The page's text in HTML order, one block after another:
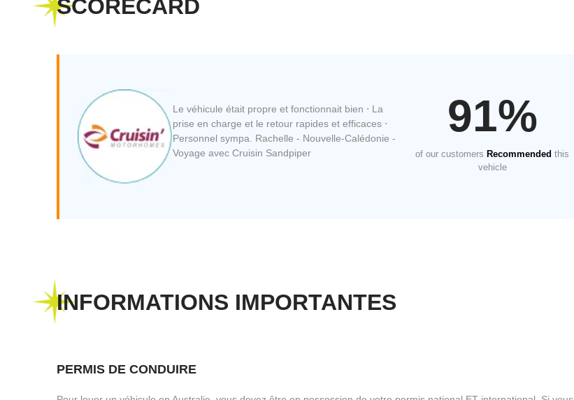
SCORECARD
Le véhicule était propre et fonctionnait bien ⋅ La
prise en charge et le retour rapides et efficaces ⋅
Personnel sympa. Rachelle - Nouvelle-Calédonie -
Voyage avec Cruisin Sandpiper
91%
of our customersRecommendedthis
vehicle
INFORMATIONS IMPORTANTES
PERMIS DE CONDUIRE